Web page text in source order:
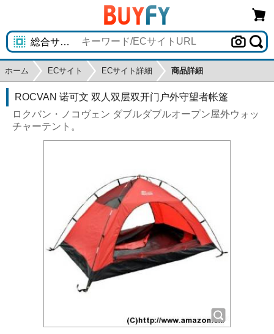
ホーム ECサイト ECサイト詳細 商品詳細
ROCVAN 诺可文 双人双层双开门户外守望者帐篷
ロクバン・ノコヴェン ダブルダブルオープン屋外ウォッ
チャーテント。